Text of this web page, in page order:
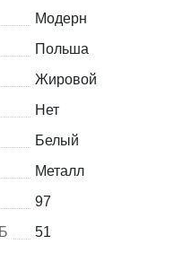
Модерн
Польша
Жировой
Нет
Белый
Металл
97
51